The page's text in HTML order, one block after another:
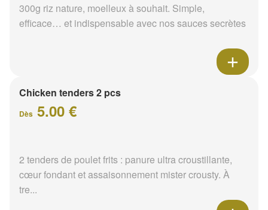
300g riz nature, moelleux à souhait. Simple,
efficace… et indispensable avec nos sauces secrètes
Chicken tenders 2 pcs
Dès 5.00 €
2 tenders de poulet frits : panure ultra croustillante,
cœur fondant et assaisonnement mister crousty. À
tre...